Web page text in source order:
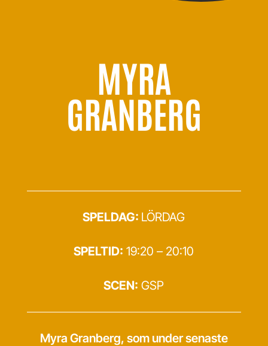
MYRA
GRANBERG
SPELDAG: LÖRDAG
SPELTID: 19:20 – 20:10
SCEN: GSP
Myra Granberg, som under senaste